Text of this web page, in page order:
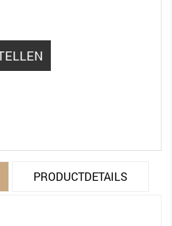
PRODUCTDETAILS